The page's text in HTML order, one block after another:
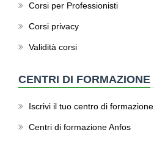
Corsi per Professionisti
Corsi privacy
Validità corsi
CENTRI DI FORMAZIONE
Iscrivi il tuo centro di formazione
Centri di formazione Anfos